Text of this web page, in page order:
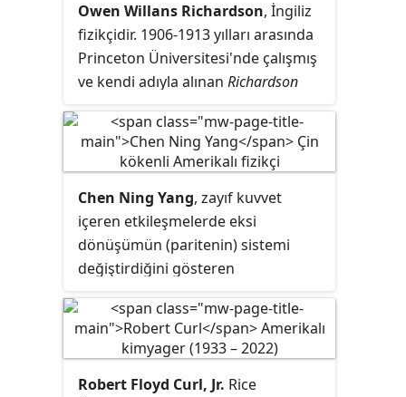
Owen Willans Richardson, İngiliz
fizikçidir. 1906-1913 yılları arasında
Princeton Üniversitesi'nde çalışmış
ve kendi adıyla alınan Richardson
çalışmalarından dolayı 1928 yılında
Nobel Fizik Ödülü'ne layık
görülmüştür.
Chen Ning Yang, zayıf kuvvet
içeren etkileşmelerde eksi
dönüşümün (paritenin) sistemi
değiştirdiğini gösteren
1957'de 35 yaşında Nobel Fizik
Ödülü'nü kazanan Çin kökenli
Amerikalı fizikçidir. Bilime yaptığı
birçok katkının arasında Robert
Robert Floyd Curl, Jr. Rice